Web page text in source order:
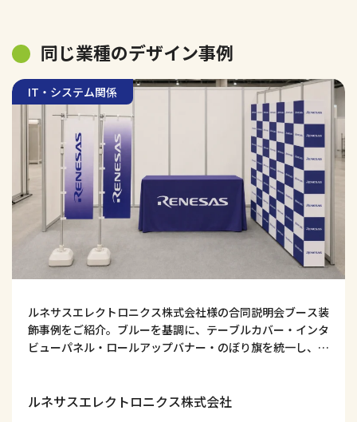
同じ業種のデザイン事例
IT・システム関係
ルネサスエレクトロニクス株式会社様の合同説明会ブース装
飾事例をご紹介。ブルーを基調に、テーブルカバー・インタ
ビューパネル・ロールアップバナー・のぼり旗を統一し、技
解説します。
ルネサスエレクトロニクス株式会社